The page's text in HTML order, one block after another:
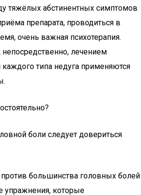
тяжёлых абстинентных симптомов
препарата, проводиться в
очень важная психотерапия.
непосредственно, лечением
типа недуга применяются
боли следует довериться
большинства головных болей
упражнения, которые